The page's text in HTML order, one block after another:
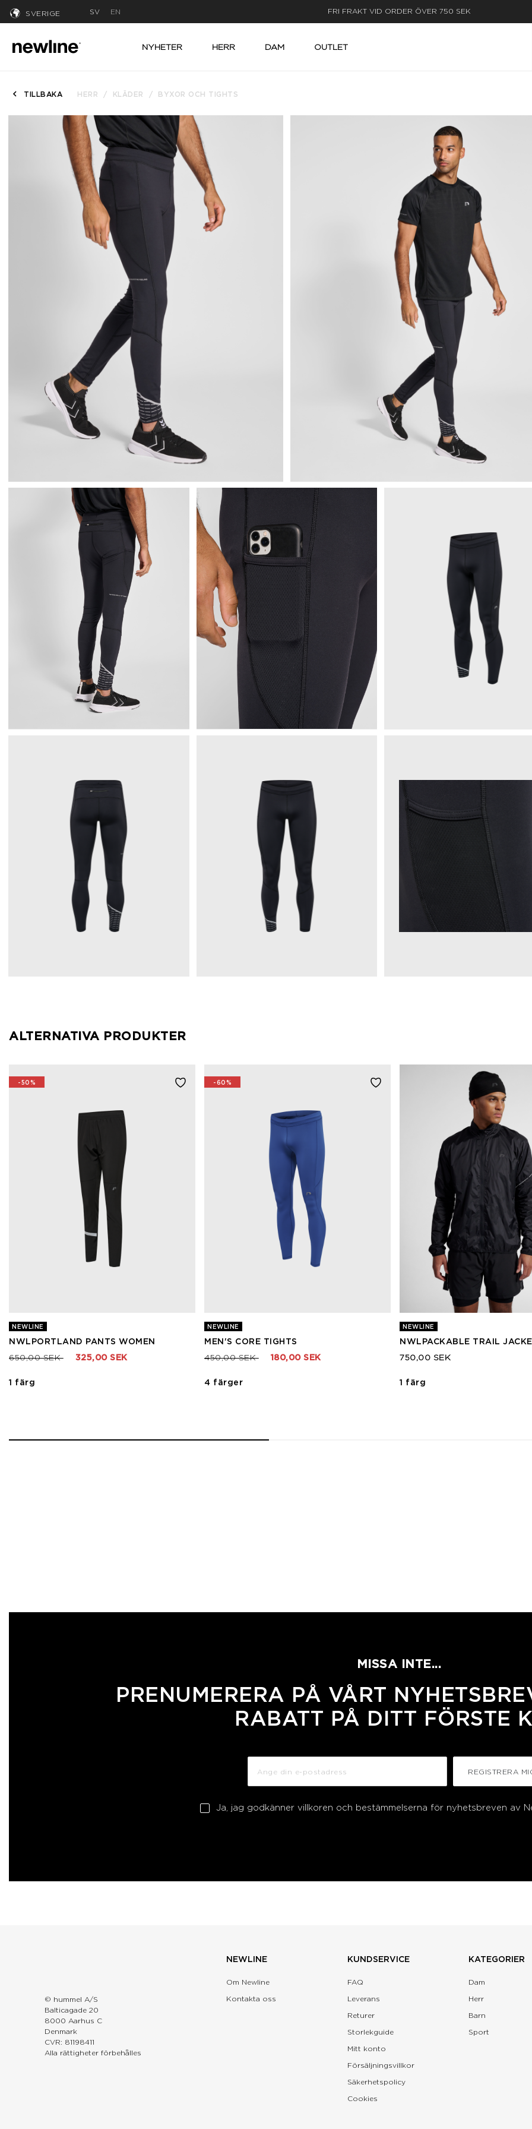
SVERIGE SV EN LEVERANS INOM 3-5 ARBETSDAGAR
NYHETER HERR DAM OUTLET
TILLBAKA HERR KLÄDER BYXOR OCH TIGHTS
ALTERNATIVA PRODUKTER
-50%
NEWLINE
NWLPORTLAND PANTS WOMEN
Pris nedsatt från
650,00 SEKtill 325,00 SEK
1 färg
-60%
NEWLINE
MEN'S CORE TIGHTS
Pris nedsatt från
450,00 SEKtill 180,00 SEK
4 färger
NEWLINE
NWLPACKABLE TRAIL
750,00 SEK
1 färg
MISSA INTE...
PRENUMERERA PÅ VÅRT
RABATT PÅ DITT FÖRSTE
REGISTRERA
Ja, jag godkänner villkoren och bestämmelserna för nyhetsbreven av
© hummel A/S
Balticagade 20
8000 Aarhus C
Denmark
CVR: 81198411
Alla rättigheter förbehålles
NEWLINE
Om Newline
Kontakta oss
KUNDSERVICE
FAQ
Leverans
Returer
Storlekguide
Mitt konto
Försäljningsvillkor
Säkerhetspolicy
Cookies
KATEGORIER
Dam
Herr
Barn
Sport